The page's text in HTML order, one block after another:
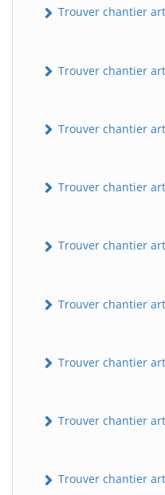
Trouver chantier
Trouver chantier
Trouver chantier
Trouver chantier
Trouver chantier
Trouver chantier
Trouver chantier
Trouver chantier
Trouver chantier